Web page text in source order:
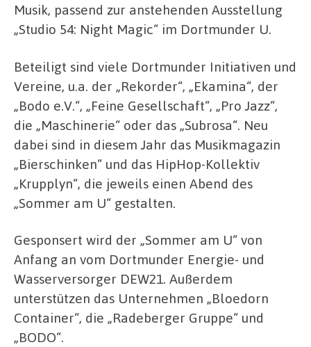
Musik, passend zur anstehenden Ausstellung
„Studio 54: Night Magic“ im Dortmunder U.
Beteiligt sind viele Dortmunder Initiativen und
Vereine, u.a. der „Rekorder“, „Ekamina“, der
„Bodo e.V.“, „Feine Gesellschaft“, „Pro Jazz“,
die „Maschinerie“ oder das „Subrosa“. Neu
dabei sind in diesem Jahr das Musikmagazin
„Bierschinken“ und das HipHop-Kollektiv
„Krupplyn“, die jeweils einen Abend des
„Sommer am U“ gestalten.
Gesponsert wird der „Sommer am U“ von
Anfang an vom Dortmunder Energie- und
Wasserversorger DEW21. Außerdem
unterstützen das Unternehmen „Bloedorn
Container“, die „Radeberger Gruppe“ und
„BODO“.